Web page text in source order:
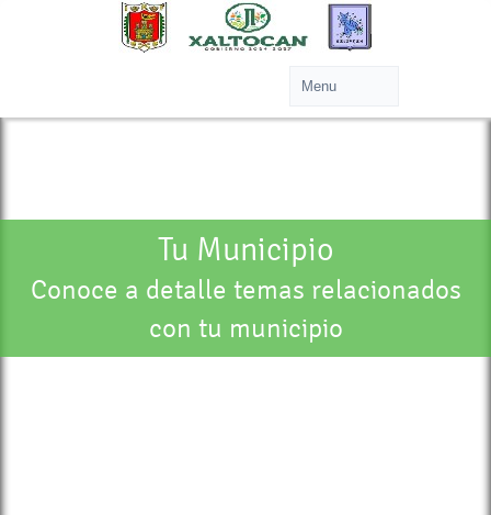
Tu Municipio
Conoce a detalle temas relacionados
con tu municipio